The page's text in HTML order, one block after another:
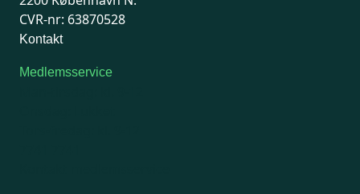
CVR-nr: 63870528
Kontakt
Medlemsservice